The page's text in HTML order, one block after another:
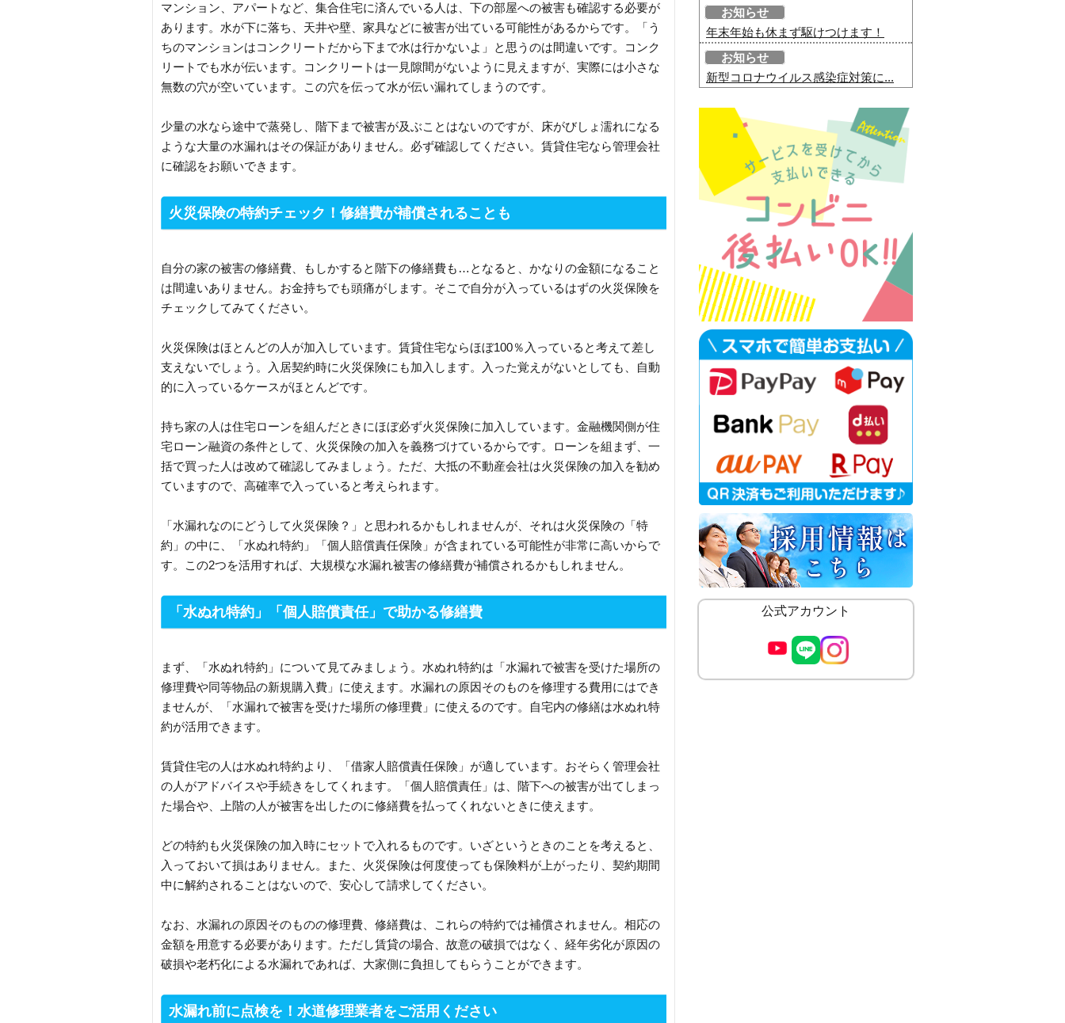
マンション、アパートなど、集合住宅に済んでいる人は、下の部屋への被害も確認する必要が
あります。水が下に落ち、天井や壁、家具などに被害が出ている可能性があるからです。「う
ちのマンションはコンクリートだから下まで水は行かないよ」と思うのは間違いです。コンク
リートでも水が伝います。コンクリートは一見隙間がないように見えますが、実際には小さな
無数の穴が空いています。この穴を伝って水が伝い漏れてしまうのです。
少量の水なら途中で蒸発し、階下まで被害が及ぶことはないのですが、床がびしょ濡れになる
ような大量の水漏れはその保証がありません。必ず確認してください。賃貸住宅なら管理会社
に確認をお願いできます。
火災保険の特約チェック！修繕費が補償されることも
自分の家の被害の修繕費、もしかすると階下の修繕費も…となると、かなりの金額になること
は間違いありません。お金持ちでも頭痛がします。そこで自分が入っているはずの火災保険を
チェックしてみてください。
火災保険はほとんどの人が加入しています。賃貸住宅ならほぼ100％入っていると考えて差し
支えないでしょう。入居契約時に火災保険にも加入します。入った覚えがないとしても、自動
的に入っているケースがほとんどです。
持ち家の人は住宅ローンを組んだときにほぼ必ず火災保険に加入しています。金融機関側が住
宅ローン融資の条件として、火災保険の加入を義務づけているからです。ローンを組まず、一
括で買った人は改めて確認してみましょう。ただ、大抵の不動産会社は火災保険の加入を勧め
ていますので、高確率で入っていると考えられます。
「水漏れなのにどうして火災保険？」と思われるかもしれませんが、それは火災保険の「特
約」の中に、「水ぬれ特約」「個人賠償責任保険」が含まれている可能性が非常に高いからで
す。この2つを活用すれば、大規模な水漏れ被害の修繕費が補償されるかもしれません。
「水ぬれ特約」「個人賠償責任」で助かる修繕費
まず、「水ぬれ特約」について見てみましょう。水ぬれ特約は「水漏れで被害を受けた場所の
修理費や同等物品の新規購入費」に使えます。水漏れの原因そのものを修理する費用にはでき
ませんが、「水漏れで被害を受けた場所の修理費」に使えるのです。自宅内の修繕は水ぬれ特
約が活用できます。
賃貸住宅の人は水ぬれ特約より、「借家人賠償責任保険」が適しています。おそらく管理会社
の人がアドバイスや手続きをしてくれます。「個人賠償責任」は、階下への被害が出てしまっ
た場合や、上階の人が被害を出したのに修繕費を払ってくれないときに使えます。
どの特約も火災保険の加入時にセットで入れるものです。いざというときのことを考えると、
入っておいて損はありません。また、火災保険は何度使っても保険料が上がったり、契約期間
中に解約されることはないので、安心して請求してください。
なお、水漏れの原因そのものの修理費、修繕費は、これらの特約では補償されません。相応の
金額を用意する必要があります。ただし賃貸の場合、故意の破損ではなく、経年劣化が原因の
破損や老朽化による水漏れであれば、大家側に負担してもらうことができます。
水漏れ前に点検を！水道修理業者をご活用ください
お知らせ
年末年始も休まず駆けつけます！
お知らせ
新型コロナウイルス感染症対策に...
公式アカウント